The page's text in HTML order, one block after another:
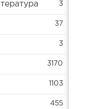
3
37
3
3170
1103
455